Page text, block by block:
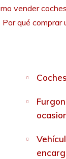
vender
Por qué comprar